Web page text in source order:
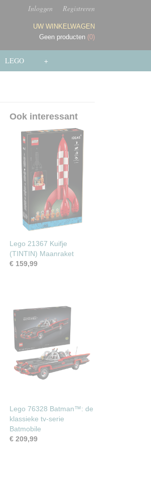
Inloggen Registreren
UW WINKELWAGEN
Geen producten (0)
LEGO +
Ook interessant
Lego 21367 Kuifje
(TINTIN) Maanraket
€ 159,99
Lego 76328 Batman™: de
klassieke tv-serie
Batmobile
€ 209,99